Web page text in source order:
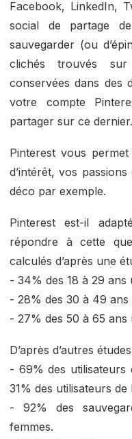
Facebook, LinkedIn,
social de partage
sauvegarder (ou
clichés trouvés
conservées dans des
votre compte
partager sur ce dernier.
Pinterest vous
d’intérêt, vos
déco par exemple.
Pinterest est-il
répondre à cette
calculés d’après une
- 34% des 18 à 29 ans
- 28% des 30 à 49
- 27% des 50 à 65 ans
D’après d’autres
- 69% des utilisateurs
31% des utilisateurs
- 92% des
femmes.